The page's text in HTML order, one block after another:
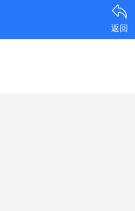
返回